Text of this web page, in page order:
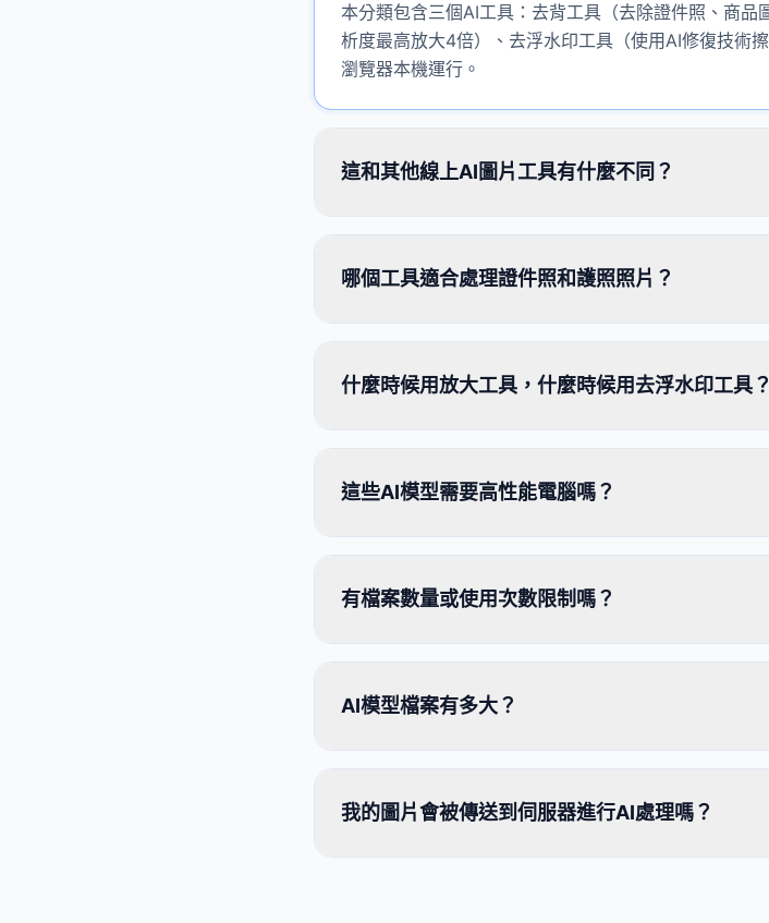
本分類包含三個AI工具：去背工具（去除證件照、商
析度最高放大4倍）、去浮水印工具（使用AI修復技術
瀏覽器本機運行。
這和其他線上AI圖片工具有什麼不同？
哪個工具適合處理證件照和護照照片？
什麼時候用放大工具，什麼時候用去浮水印工具？
這些AI模型需要高性能電腦嗎？
有檔案數量或使用次數限制嗎？
AI模型檔案有多大？
我的圖片會被傳送到伺服器進行AI處理嗎？